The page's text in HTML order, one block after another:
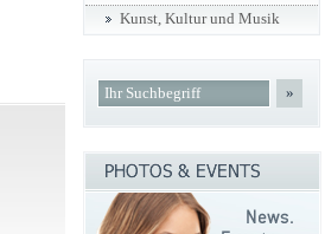
Kunst, Kultur und Musik
»